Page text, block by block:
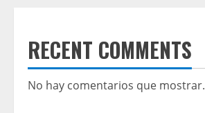
RECENT COMMENTS
No hay comentarios que mostrar.